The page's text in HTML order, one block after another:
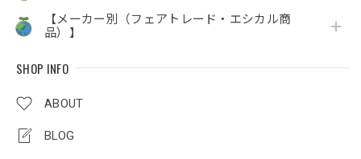
【メーカー別（フェアトレード・エシカル商
品）】
SHOP INFO
ABOUT
BLOG